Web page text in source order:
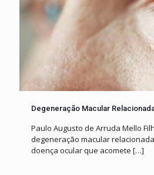
Degeneração Macular
Paulo Augusto de Arruda Mello
degeneração macular
doença ocular que acomete […]